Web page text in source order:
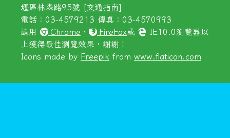
壢區林森路95號 [交通指南]
電話：03-4579213 傳真：03-4570993
請用
Chrome 、 FireFox或
IE10.0瀏覽器以
上獲得最佳瀏覽效果，謝謝！
Icons made by Freepik from www.flaticon.com